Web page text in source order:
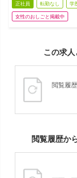
正社員 転勤なし 学
女性のおしごと掲載中
この求
閲覧履
閲覧履歴か